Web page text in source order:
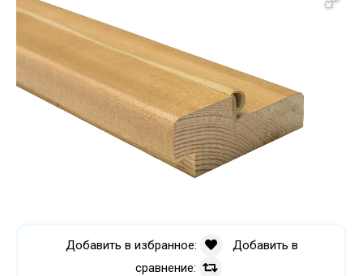
Добавить в избранное:
Добавить в
сравнение: